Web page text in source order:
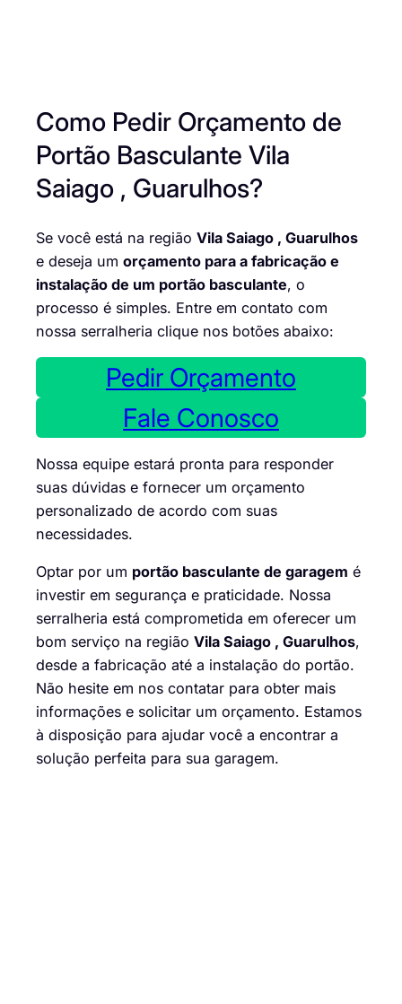
Como Pedir Orçamento de
Portão Basculante Vila
Saiago , Guarulhos?
Se você está na região Vila Saiago , Guarulhos
e deseja um orçamento para a fabricação e
instalação de um portão basculante, o
processo é simples. Entre em contato com
nossa serralheria clique nos botões abaixo:
Pedir Orçamento
Fale Conosco
Nossa equipe estará pronta para responder
suas dúvidas e fornecer um orçamento
personalizado de acordo com suas
necessidades.
Optar por um portão basculante de garagem é
investir em segurança e praticidade. Nossa
serralheria está comprometida em oferecer um
bom serviço na região Vila Saiago , Guarulhos,
desde a fabricação até a instalação do portão.
Não hesite em nos contatar para obter mais
informações e solicitar um orçamento. Estamos
à disposição para ajudar você a encontrar a
solução perfeita para sua garagem.